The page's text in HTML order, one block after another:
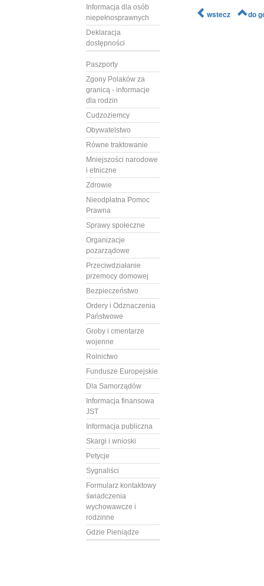
Informacja dla osób
niepełnosprawnych
Deklaracja
dostępności
Paszporty
Zgony Polaków za
granicą - informacje
dla rodzin
Cudzoziemcy
Obywatelstwo
Równe traktowanie
Mniejszości narodowe
i etniczne
Zdrowie
Nieodpłatna Pomoc
Prawna
Sprawy społeczne
Organizacje
pozarządowe
Przeciwdziałanie
przemocy domowej
Bezpieczeństwo
Ordery i Odznaczenia
Państwowe
Groby i cmentarze
wojenne
Rolnictwo
Fundusze Europejskie
Dla Samorządów
Informacja finansowa
JST
Informacja publiczna
Skargi i wnioski
Petycje
Sygnaliści
Formularz kontaktowy
świadczenia
wychowawcze i
rodzinne
Gdzie Pieniądze
wstecz do